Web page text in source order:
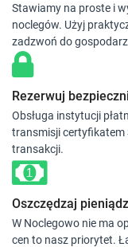
Stawiamy na proste i
noclegów. Użyj
zadzwoń do
Rezerwuj
Obsługa instytucji
transmisji certyfikatem
transakcji.
Oszczędzaj
W Noclegowo nie ma
cen to nasz priorytet.